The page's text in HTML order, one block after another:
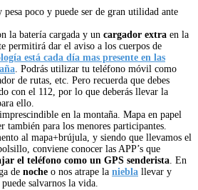
pesa poco y puede ser de gran utilidad ante
la batería cargada y un cargador extra en la
permitirá dar el aviso a los cuerpos de
está cada día mas presente en las
. Podrás utilizar tu teléfono móvil como
de rutas, etc. Pero recuerda que debes
con el 112, por lo que deberás llevar la
ello.
en la montaña. Mapa en papel
también para los menores participantes.
al mapa+brújula, y siendo que llevamos el
conviene conocer las APP’s que
el teléfono como un GPS senderista. En
de noche o nos atrape la niebla llevar y
salvarnos la vida.